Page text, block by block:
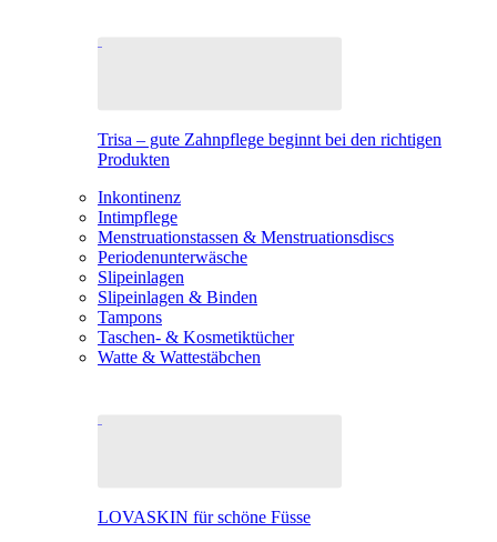
Trisa – gute Zahnpflege beginnt bei den richtigen
Produkten
Inkontinenz
Intimpflege
Menstruationstassen & Menstruationsdiscs
Periodenunterwäsche
Slipeinlagen
Slipeinlagen & Binden
Tampons
Taschen- & Kosmetiktücher
Watte & Wattestäbchen
LOVASKIN für schöne Füsse